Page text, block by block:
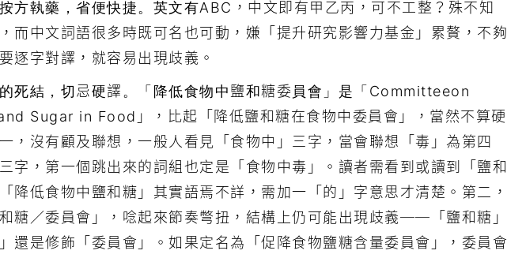
方執藥，省便快捷。英文有ABC，中文即有甲乙丙，可不工整？殊不知
而中文詞語很多時既可名也可動，嫌「提升研究影響力基金」累贅，不夠
逐字對譯，就容易出現歧義。
死結，切忌硬譯。「降低食物中鹽和糖委員會」是「Committeeon
Sugar in Food」，比起「降低鹽和糖在食物中委員會」，當然不算硬
，沒有顧及聯想，一般人看見「食物中」三字，當會聯想「毒」為第四
字，第一個跳出來的詞組也定是「食物中毒」。讀者需看到或讀到「鹽和
降低食物中鹽和糖」其實語焉不詳，需加一「的」字意思才清楚。第二，
和糖／委員會」，唸起來節奏彆扭，結構上仍可能出現歧義──「鹽和糖」
還是修飾「委員會」。如果定名為「促降食物鹽糖含量委員會」，委員會